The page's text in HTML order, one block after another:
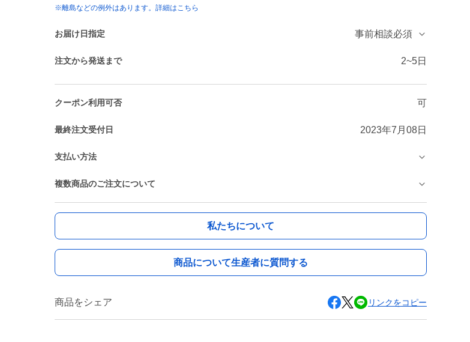
※離島などの例外はあります。詳細はこちら
お届け日指定 事前相談必須
注文から発送まで 2~5日
クーポン利用可否 可
最終注文受付日 2023年7月08日
支払い方法
複数商品のご注文について
私たちについて
商品について生産者に質問する
商品をシェア リンクをコピー